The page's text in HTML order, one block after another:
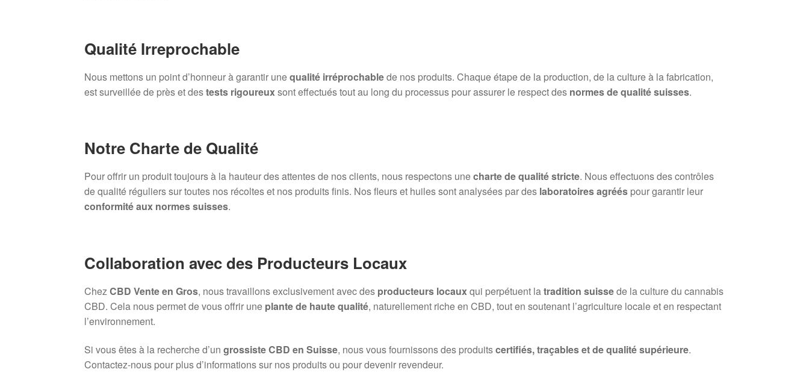
Qualité Irreprochable
Nous mettons un point d’honneur à garantir unequalité irréprochablede nos produits. Chaque étape de la production, de la culture à la fabrication,
est surveillée de près et destests rigoureuxsont effectués tout au long du processus pour assurer le respect des normes de qualité suisses.
Notre Charte de Qualité
Pour offrir un produit toujours à la hauteur des attentes de nos clients, nous respectons unecharte de qualité stricte. Nous effectuons des contrôles
de qualité réguliers sur toutes nos récoltes et nos produits finis. Nos fleurs et huiles sont analysées par des laboratoires agréés pour garantir leur
conformité aux normes suisses.
Collaboration avec des Producteurs Locaux
ChezCBD Vente en Gros, nous travaillons exclusivement avec des producteurs locauxqui perpétuent latradition suissede la culture du cannabis
CBD. Cela nous permet de vous offrir une plante de haute qualité, naturellement riche en CBD, tout en soutenant l’agriculture locale et en respectant
l’environnement.
Si vous êtes à la recherche d’ungrossiste CBD en Suisse, nous vous fournissons des produitscertifiés, traçables et de qualité supérieure.
Contactez-nous pour plus d’informations sur nos produits ou pour devenir revendeur.